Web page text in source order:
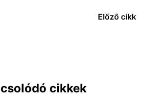
Előző cikk
cikkek